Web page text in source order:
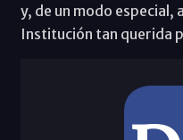
y, de un modo especial,
Institución tan querida